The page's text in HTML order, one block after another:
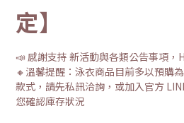
定】
📣 感謝支持 新活動與各類公告事項
🔸溫馨提醒：泳衣商品目前多以預購
款式，請先私訊洽詢，或加入官方
您確認庫存狀況